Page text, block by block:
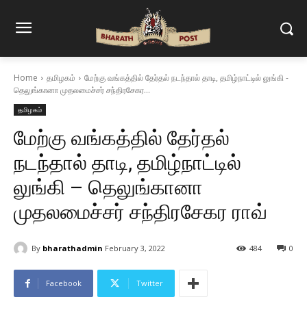
Home தமிழகம்
மேற்கு வங்கத்தில் தேர்தல் நடந்தால் தாடி, தமிழ்நாட்டில் லுங்கி -
தெலுங்கானா முதலமைச்சர் சந்திரசேகர...
தமிழகம்
மேற்கு வங்கத்தில் தேர்தல்
நடந்தால் தாடி, தமிழ்நாட்டில்
லுங்கி – தெலுங்கானா
முதலமைச்சர் சந்திரசேகர ராவ்
By bharathadmin February 3, 2022 0
484
Facebook Twitter